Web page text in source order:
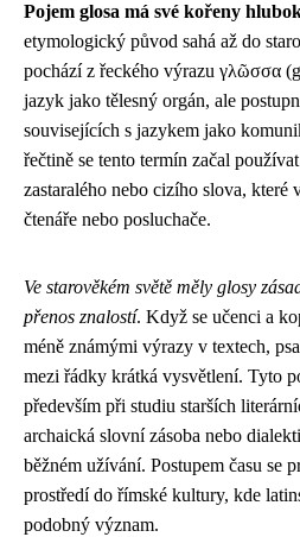
Pojem glosa má své kořeny
etymologický původ sahá až do
pochází z řeckého výrazu γλῶσσα
jazyk jako tělesný orgán, ale
souvisejících s jazykem jako
řečtině se tento termín začal
zastaralého nebo cizího slova,
čtenáře nebo posluchače.
Ve starověkém světě měly glosy
přenos znalostí. Když se učenci a
méně známými výrazy v textech,
mezi řádky krátká vysvětlení. Tyto
především při studiu starších
archaická slovní zásoba nebo
běžném užívání. Postupem času se
prostředí do římské kultury, kde
podobný význam.